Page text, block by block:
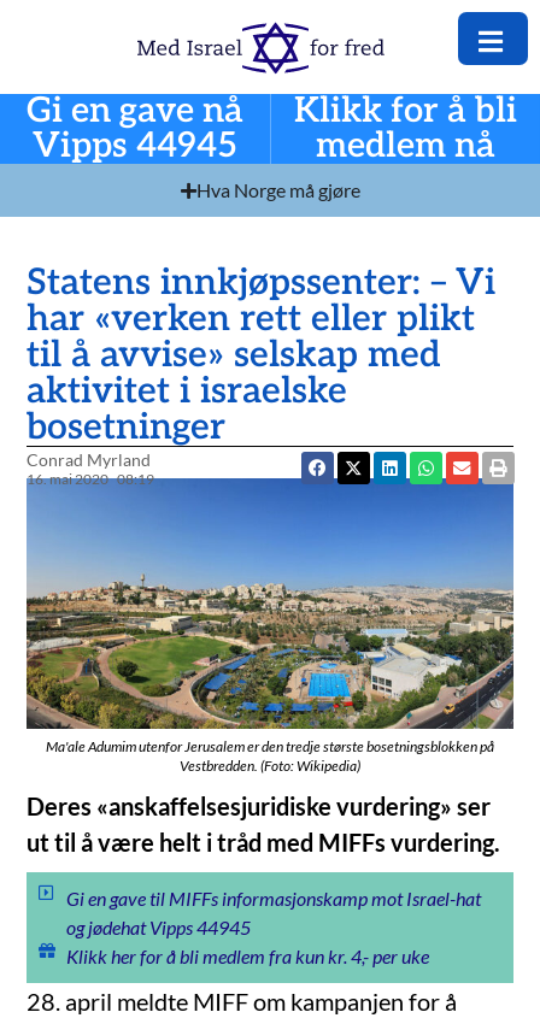
Gi en gave nå
Vipps 44945
Klikk for å bli
medlem nå
Hva Norge må gjøre
Statens innkjøpssenter: – Vi
har «verken rett eller plikt
til å avvise» selskap med
aktivitet i israelske
bosetninger
Conrad Myrland
16. mai 2020 08:19
Ma'ale Adumim utenfor Jerusalem er den tredje største bosetningsblokken på
Vestbredden. (Foto: Wikipedia)
Deres «anskaffelsesjuridiske vurdering» ser
ut til å være helt i tråd med MIFFs vurdering.
Gi en gave til MIFFs informasjonskamp mot Israel-hat
og jødehat Vipps 44945
Klikk her for å bli medlem fra kun kr. 4,- per uke
28. april meldte MIFF om kampanjen for å